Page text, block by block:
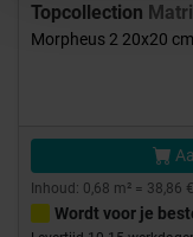
Topcollection
Morpheus 2 20x20
Inhoud: 0,68 m² = 38,86
Wordt voor je